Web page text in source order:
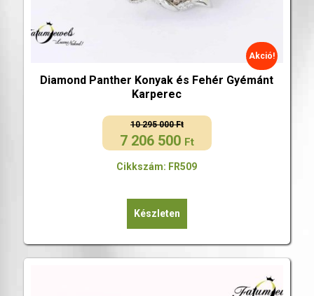
Diamond Panther Konyak és Fehér Gyémánt
Karperec
10 295 000Ft
Original
was:
295
7 206 500 Ft
Current
is:
206
Akció!
Cikkszám: FR509
Készleten